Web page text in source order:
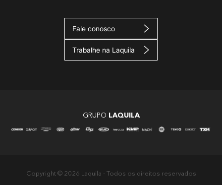
Fale conosco
Trabalhe na Laquila
GRUPO LAQUILA
Copyright © 2026 Laquila - Todos os direitos reservados